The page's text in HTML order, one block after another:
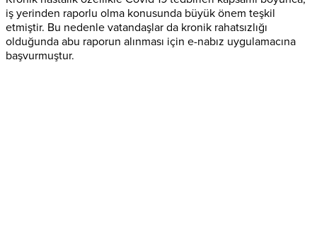
iş yerinden raporlu olma konusunda büyük önem teşkil
etmiştir. Bu nedenle vatandaşlar da kronik rahatsızlığı
olduğunda abu raporun alınması için e-nabız uygulamacına
başvurmuştur.